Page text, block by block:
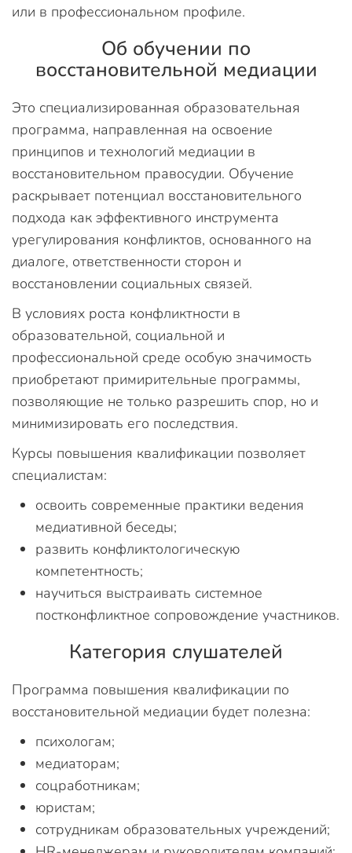
или в профессиональном профиле.
Об обучении по
восстановительной медиации
Это специализированная образовательная
программа, направленная на освоение
принципов и технологий медиации в
восстановительном правосудии. Обучение
раскрывает потенциал восстановительного
подхода как эффективного инструмента
урегулирования конфликтов, основанного на
диалоге, ответственности сторон и
восстановлении социальных связей.
В условиях роста конфликтности в
образовательной, социальной и
профессиональной среде особую значимость
приобретают примирительные программы,
позволяющие не только разрешить спор, но и
минимизировать его последствия.
Курсы повышения квалификации позволяет
специалистам:
освоить современные практики ведения
медиативной беседы;
развить конфликтологическую
компетентность;
научиться выстраивать системное
постконфликтное сопровождение участников.
Категория слушателей
Программа повышения квалификации по
восстановительной медиации будет полезна:
психологам;
медиаторам;
соцработникам;
юристам;
сотрудникам образовательных учреждений;